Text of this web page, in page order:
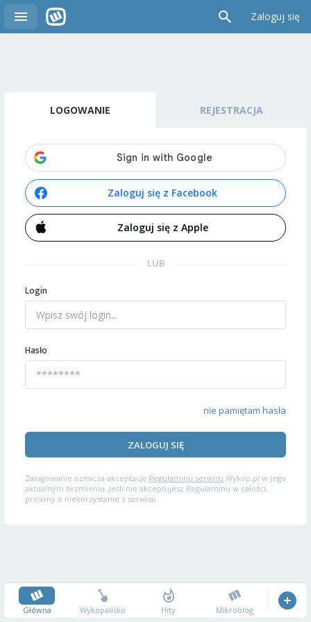
Zaloguj się
LOGOWANIE REJESTRACJA
Zaloguj się z Facebook
Zaloguj się z Apple
LUB
Login
Hasło
nie pamiętam hasła
ZALOGUJ SIĘ
Zalogowanie oznacza akceptację Regulaminu serwisu Wykop.pl w jego
aktualnym brzmieniu. Jeśli nie akceptujesz Regulaminu w całości,
prosimy o niekorzystanie z serwisu.
Główna Wykopalisko Hity Mikroblog